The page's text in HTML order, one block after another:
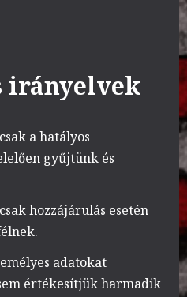
irányelvek
a hatályos
gyűjtünk és
hozzájárulás esetén
adatokat
értékesítjük harmadik